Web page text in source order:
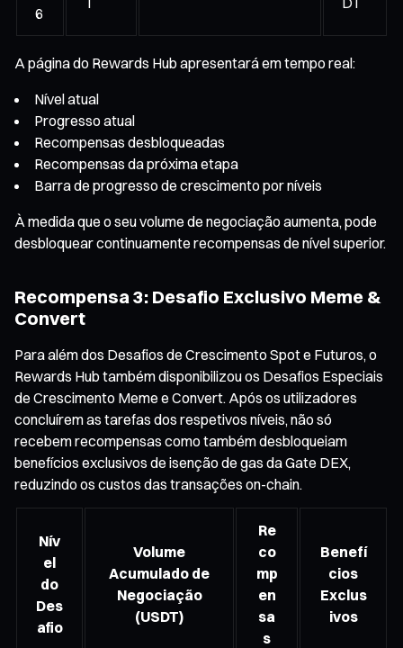
6
A página do Rewards Hub apresentará em tempo real:
Nível atual
Progresso atual
Recompensas desbloqueadas
Recompensas da próxima etapa
Barra de progresso de crescimento por níveis
À medida que o seu volume de negociação aumenta, pode
desbloquear continuamente recompensas de nível superior.
Recompensa 3: Desafio Exclusivo Meme &
Convert
Para além dos Desafios de Crescimento Spot e Futuros, o
Rewards Hub também disponibilizou os Desafios Especiais
de Crescimento Meme e Convert. Após os utilizadores
concluírem as tarefas dos respetivos níveis, não só
recebem recompensas como também desbloqueiam
benefícios exclusivos de isenção de gas da Gate DEX,
reduzindo os custos das transações on-chain.
Nív
el
do
Des
afio
Volume
Acumulado de
Negociação
(USDT)
Re
co
mp
en
sa
s
Benefí
cios
Exclus
ivos